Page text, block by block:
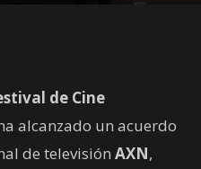
de Cine
alcanzado un acuerdo
de televisión AXN,